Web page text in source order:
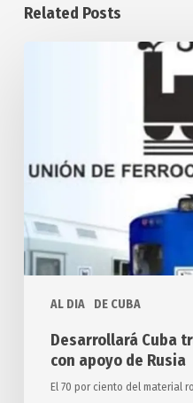
Related Posts
AL DIA DE CUBA
apoyo
Rusia
Desarrollará Cuba
con apoyo de Rusia
El 70 por ciento del material